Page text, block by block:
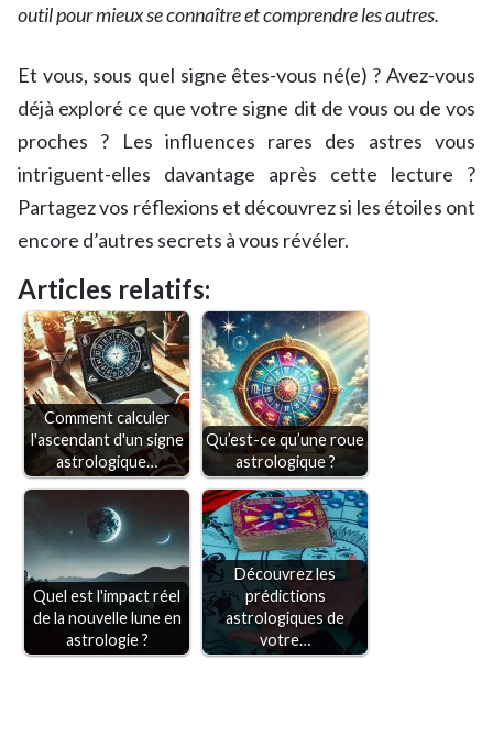
outil pour mieux se connaître et comprendre les autres.
Et vous, sous quel signe êtes-vous né(e) ? Avez-vous
déjà exploré ce que votre signe dit de vous ou de vos
proches ? Les influences rares des astres vous
intriguent-elles davantage après cette lecture ?
Partagez vos réflexions et découvrez si les étoiles ont
encore d’autres secrets à vous révéler.
Articles relatifs:
Comment calculer
l'ascendant d'un signe
astrologique…
Qu’est-ce qu’une roue
astrologique ?
Quel est l'impact réel
de la nouvelle lune en
astrologie ?
Découvrez les
prédictions
astrologiques de
votre…